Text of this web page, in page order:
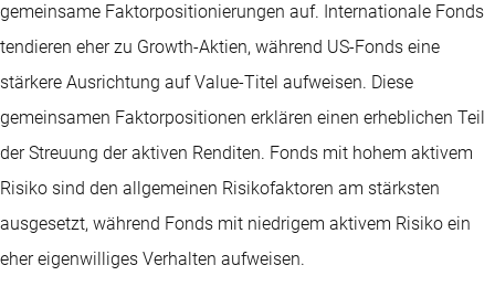
gemeinsame Faktorpositionierungen auf. Internationale Fonds
tendieren eher zu Growth-Aktien, während US-Fonds eine
stärkere Ausrichtung auf Value-Titel aufweisen. Diese
gemeinsamen Faktorpositionen erklären einen erheblichen Teil
der Streuung der aktiven Renditen. Fonds mit hohem aktivem
Risiko sind den allgemeinen Risikofaktoren am stärksten
ausgesetzt, während Fonds mit niedrigem aktivem Risiko ein
eher eigenwilliges Verhalten aufweisen.